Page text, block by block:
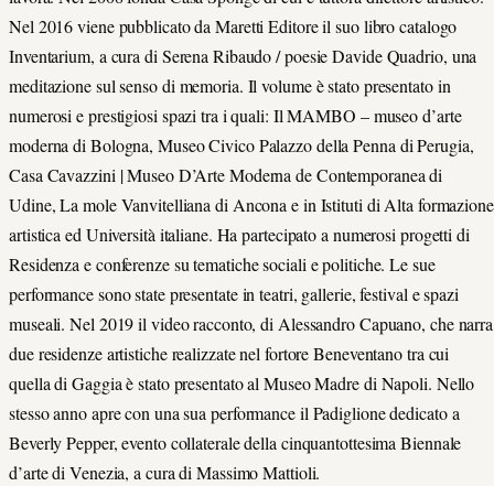
Nel 2016 viene pubblicato da Maretti Editore il suo libro catalogo
Inventarium, a cura di Serena Ribaudo / poesie Davide Quadrio, una
meditazione sul senso di memoria. Il volume è stato presentato in
numerosi e prestigiosi spazi tra i quali: Il MAMBO – museo d’arte
moderna di Bologna, Museo Civico Palazzo della Penna di Perugia,
Casa Cavazzini | Museo D’Arte Moderna de Contemporanea di
Udine, La mole Vanvitelliana di Ancona e in Istituti di Alta formazione
artistica ed Università italiane. Ha partecipato a numerosi progetti di
Residenza e conferenze su tematiche sociali e politiche. Le sue
performance sono state presentate in teatri, gallerie, festival e spazi
museali. Nel 2019 il video racconto, di Alessandro Capuano, che narra
due residenze artistiche realizzate nel fortore Beneventano tra cui
quella di Gaggia è stato presentato al Museo Madre di Napoli. Nello
stesso anno apre con una sua performance il Padiglione dedicato a
Beverly Pepper, evento collaterale della cinquantottesima Biennale
d’arte di Venezia, a cura di Massimo Mattioli.